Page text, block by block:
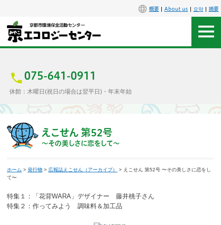
概要 About us 요약 摘要
075-641-0911
休館：木曜日(祝日の場合は翌平日)・年末年始
アクセス
施設案内
講座
えこせん 第52号
〜その美しさに恋をして〜
ホーム > 発行物 > 広報誌えこせん（アーカイブ）
> えこせん 第52号 〜その美しさに恋をし
て〜
特集１：「花背WARA」デザイナー 藤井桃子さん
特集２：作ってみよう 調味料＆加工品